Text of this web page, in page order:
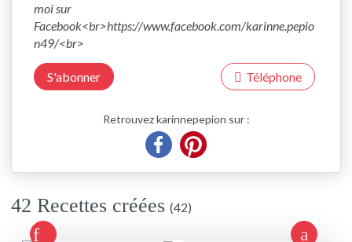
moi sur
Facebook<br>https://www.facebook.com/karinne.pepio
n49/<br>
S'abonner Téléphone
Retrouvez karinnepepion sur :
42 Recettes créées (42)